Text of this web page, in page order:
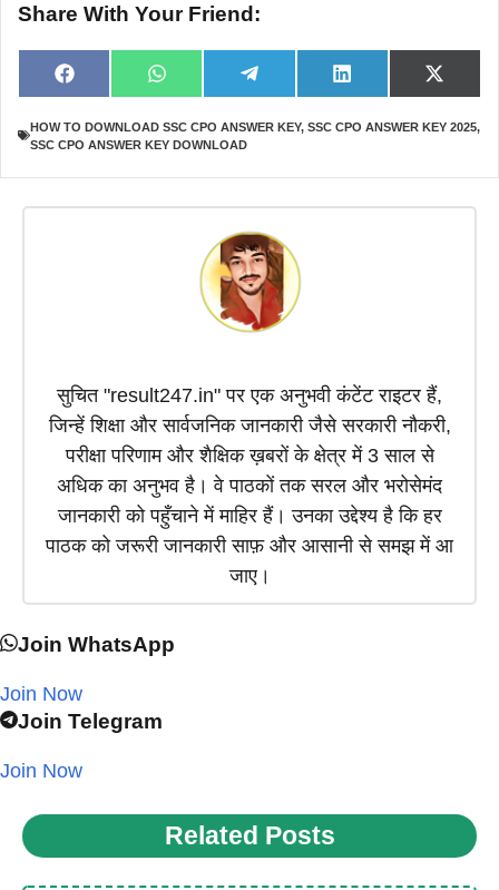
Share With Your Friend:
Share
on
F
a
e
b
o
Share
on
W
h
t
s
p
Share
on
e
e
a
Share
on
L
i
k
I
Share
on
X
(
w
t
HOW TO DOWNLOAD SSC CPO ANSWER KEY, SSC CPO ANSWER KEY 2025,
SSC CPO ANSWER KEY DOWNLOAD
सुचित "result247.in" पर एक अनुभवी कंटेंट राइटर हैं,
जिन्हें शिक्षा और सार्वजनिक जानकारी जैसे सरकारी नौकरी,
परीक्षा परिणाम और शैक्षिक ख़बरों के क्षेत्र में 3 साल से
अधिक का अनुभव है। वे पाठकों तक सरल और भरोसेमंद
जानकारी को पहुँचाने में माहिर हैं। उनका उद्देश्य है कि हर
पाठक को जरूरी जानकारी साफ़ और आसानी से समझ में आ
जाए।
Join WhatsApp
Join Now
Join Telegram
Join Now
Related Posts